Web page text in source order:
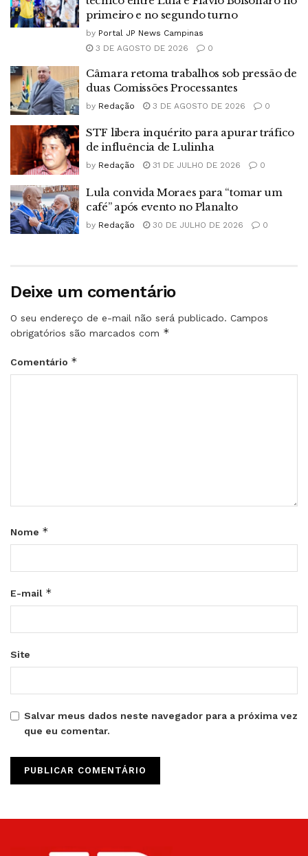
primeiro e no segundo turno
by Portal JP News Campinas
3 DE AGOSTO DE 2026
0
Câmara retoma trabalhos sob pressão de
duas Comissões Processantes
by Redação 3 DE AGOSTO DE 2026 0
STF libera inquérito para apurar tráfico
de influência de Lulinha
by Redação 31 DE JULHO DE 2026 0
Lula convida Moraes para “tomar um
café” após evento no Planalto
by Redação 30 DE JULHO DE 2026 0
Deixe um comentário
O seu endereço de e-mail não será publicado. Campos
obrigatórios são marcados com *
Comentário *
Nome *
E-mail *
Site
Salvar meus dados neste navegador para a próxima vez
que eu comentar.